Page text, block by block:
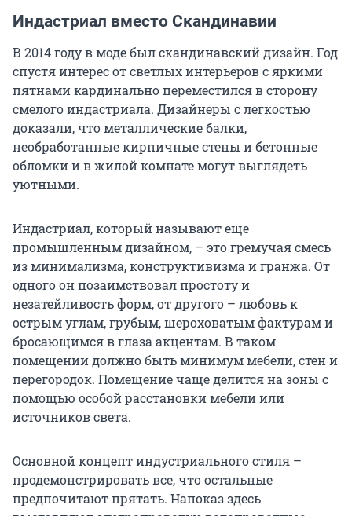
Индастриал вместо Скандинавии
В 2014 году в моде был скандинавский дизайн. Год
спустя интерес от светлых интерьеров с яркими
пятнами кардинально переместился в сторону
смелого индастриала. Дизайнеры с легкостью
доказали, что металлические балки,
необработанные кирпичные стены и бетонные
обломки и в жилой комнате могут выглядеть
уютными.
Индастриал, который называют еще
промышленным дизайном, – это гремучая смесь
из минимализма, конструктивизма и гранжа. От
одного он позаимствовал простоту и
незатейливость форм, от другого – любовь к
острым углам, грубым, шероховатым фактурам и
бросающимся в глаза акцентам. В таком
помещении должно быть минимум мебели, стен и
перегородок. Помещение чаще делится на зоны с
помощью особой расстановки мебели или
источников света.
Основной концепт индустриального стиля –
продемонстрировать все, что остальные
предпочитают прятать. Напоказ здесь